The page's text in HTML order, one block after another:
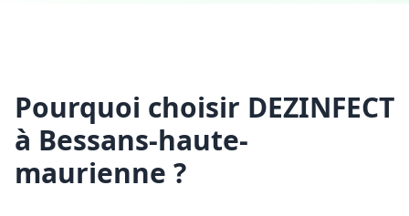
Pourquoi choisir DEZINFECT
à Bessans-haute-
maurienne ?